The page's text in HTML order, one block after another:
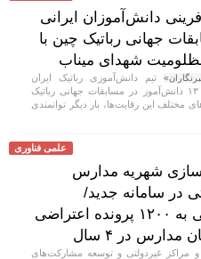
دانش‌آموزان ایرانی
جهانی رباتیک چین با
شهدای میناب
تیم دانش‌آموزی رباتیک ایران
متشکل از ۱۳ دانش‌آموز در مسابقات جهانی رباتیک
این رقابت‌ها، بار دیگر توانمندی
علمی فناوری
شهریه مدارس
در سامانه جدید/
رسیدگی به ۱۲۰۰ پرونده اعتراضی
در ۴ سال
مراکز غیردولتی و توسعه مشارکت‌های